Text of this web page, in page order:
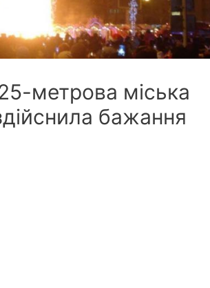
метрова міська
бажання